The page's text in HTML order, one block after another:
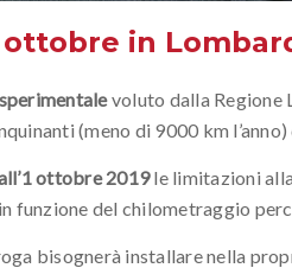
ottobre in
voluto dalla Regione
(meno di 9000 km l’anno)
ottobre 2019le limitazioni
funzione del chilometraggio
bisognerà installare nella